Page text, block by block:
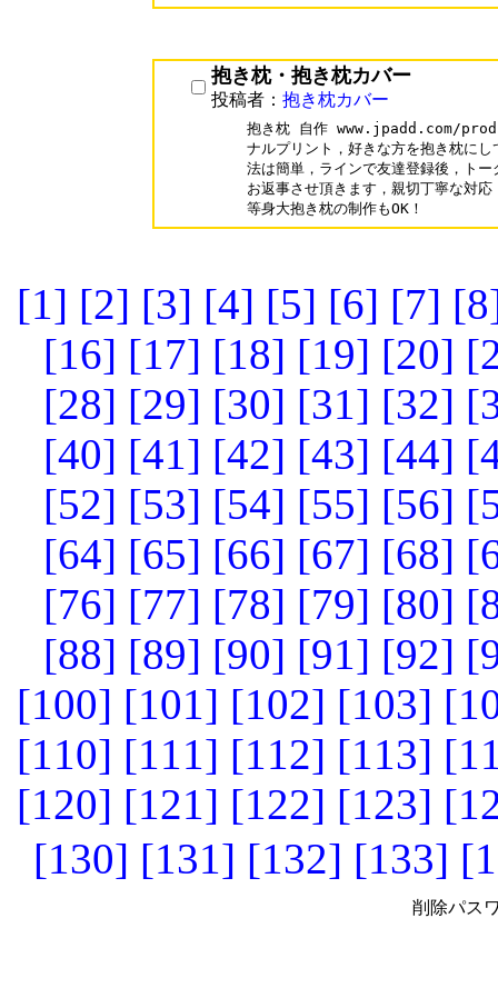
抱き枕・抱き枕カバー
投稿者： 抱き枕カバー
抱き枕 自作 www.jpadd.com/
ナルプリント，好きな方を抱き枕に
法は簡単，ラインで友達登録後，ト
お返事させ頂きます，親切丁寧な対
[1] [2] [3] [4] [5] [6] [7]
[16] [17] [18] [19] [20]
[28] [29] [30] [31] [32]
[40] [41] [42] [43] [44]
[52] [53] [54] [55] [56]
[64] [65] [66] [67] [68]
[76] [77] [78] [79] [80]
[88] [89] [90] [91] [92]
[100] [101] [102] [103]
[110] [111] [112] [113]
[120] [121] [122] [123]
[130] [131] [132] [133]
削除パス